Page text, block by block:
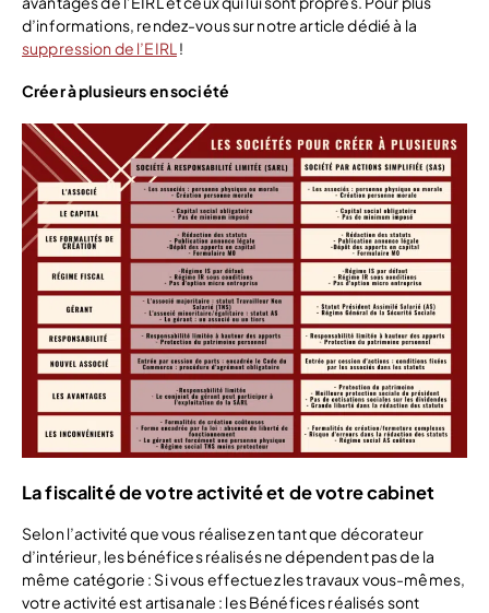
d’informations, rendez-vous sur notre article dédié à la
suppression de l’EIRL !
Créer à plusieurs en société
La fiscalité de votre activité et de votre cabinet
Selon l’activité que vous réalisez en tant que décorateur
d’intérieur, les bénéfices réalisés ne dépendent pas de la
même catégorie : Si vous effectuez les travaux vous-mêmes,
votre activité est artisanale : les Bénéfices réalisés sont